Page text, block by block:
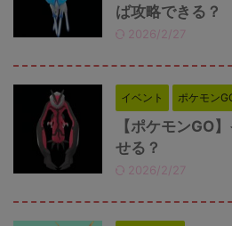
ば攻略できる？
2026/2/27
イベント ポケモン
【ポケモンGO
せる？
2026/2/27